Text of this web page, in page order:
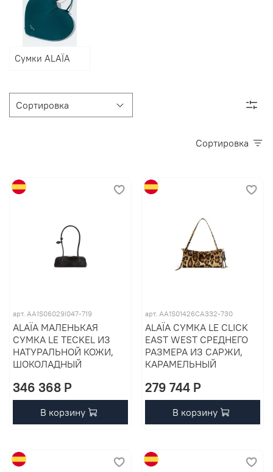
Сумки ALAÏA
Сортировка
арт. AA1S06029I047-719
ALAÏA МАЛЕНЬКАЯ
СУМКА LE TECKEL ИЗ
НАТУРАЛЬНОЙ КОЖИ,
ШОКОЛАДНЫЙ
346 368 P
В корзину
арт. AA1S01426CA332-730
ALAÏA СУМКА LE CLICK
EAST WEST СРЕДНЕГО
РАЗМЕРА ИЗ САРЖИ,
КАРАМЕЛЬНЫЙ
279 744 P
В корзину